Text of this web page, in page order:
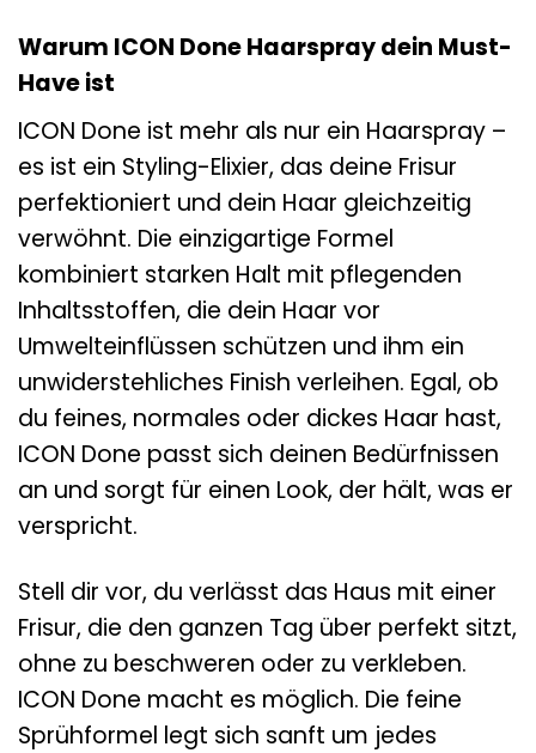
Warum ICON Done Haarspray dein Must-
Have ist
ICON Done ist mehr als nur ein Haarspray –
es ist ein Styling-Elixier, das deine Frisur
perfektioniert und dein Haar gleichzeitig
verwöhnt. Die einzigartige Formel
kombiniert starken Halt mit pflegenden
Inhaltsstoffen, die dein Haar vor
Umwelteinflüssen schützen und ihm ein
unwiderstehliches Finish verleihen. Egal, ob
du feines, normales oder dickes Haar hast,
ICON Done passt sich deinen Bedürfnissen
an und sorgt für einen Look, der hält, was er
verspricht.
Stell dir vor, du verlässt das Haus mit einer
Frisur, die den ganzen Tag über perfekt sitzt,
ohne zu beschweren oder zu verkleben.
ICON Done macht es möglich. Die feine
Sprühformel legt sich sanft um jedes